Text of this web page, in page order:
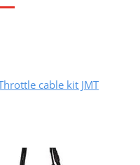
cable kit JMT